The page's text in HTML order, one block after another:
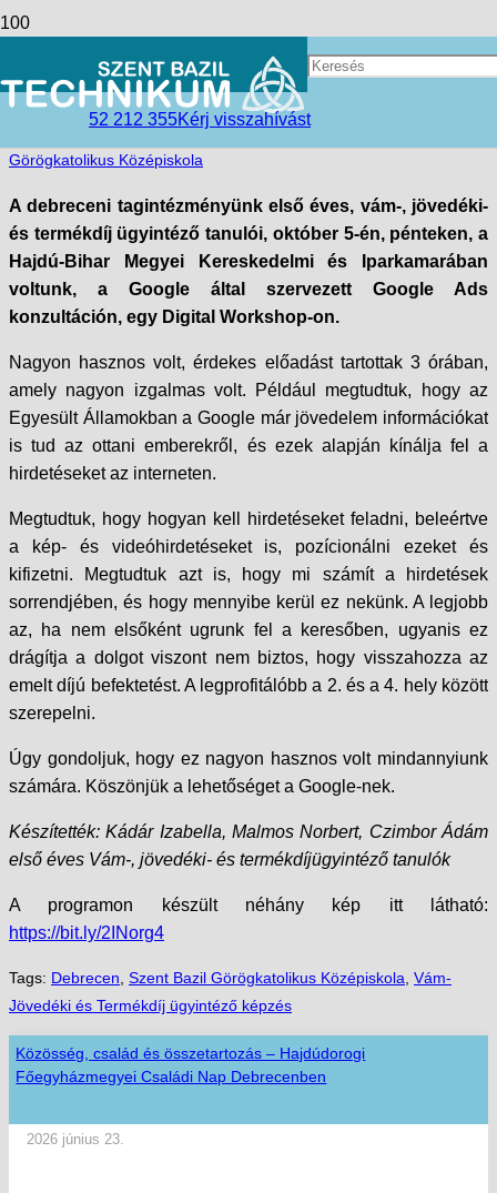
52 212 355Kérj visszahívást
Interaktív ügyvitel óra a Google-el
access_time2018-10-10
Debreceni tagintézmény,Hírek,Szent Bazil
Görögkatolikus Középiskola
A debreceni tagintézményünk első éves, vám-, jövedéki-
és termékdíj ügyintéző tanulói, október 5-én, pénteken, a
Hajdú-Bihar Megyei Kereskedelmi és Iparkamarában
voltunk, a Google által szervezett Google Ads
konzultáción, egy Digital Workshop-on.
Nagyon hasznos volt, érdekes előadást tartottak 3 órában,
amely nagyon izgalmas volt. Például megtudtuk, hogy az
Egyesült Államokban a Google már jövedelem információkat
is tud az ottani emberekről, és ezek alapján kínálja fel a
hirdetéseket az interneten.
Megtudtuk, hogy hogyan kell hirdetéseket feladni, beleértve
a kép- és videóhirdetéseket is, pozícionálni ezeket és
kifizetni. Megtudtuk azt is, hogy mi számít a hirdetések
sorrendjében, és hogy mennyibe kerül ez nekünk. A legjobb
az, ha nem elsőként ugrunk fel a keresőben, ugyanis ez
drágítja a dolgot viszont nem biztos, hogy visszahozza az
emelt díjú befektetést. A legprofitálóbb a 2. és a 4. hely között
szerepelni.
Úgy gondoljuk, hogy ez nagyon hasznos volt mindannyiunk
számára. Köszönjük a lehetőséget a Google-nek.
Készítették: Kádár Izabella, Malmos Norbert, Czimbor Ádám
első éves Vám-, jövedéki- és termékdíjügyintéző tanulók
A programon készült néhány kép itt látható:
https://bit.ly/2INorg4
Tags: Debrecen Szent Bazil Görögkatolikus Középiskola Vám-
Jövedéki és Termékdíj ügyintéző képzés
Közösség, család és összetartozás – Hajdúdorogi
Főegyházmegyei Családi Nap Debrecenben
2026 június 23.